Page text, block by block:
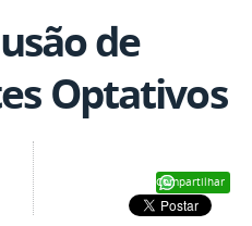
de
Optativos
Compartilhar